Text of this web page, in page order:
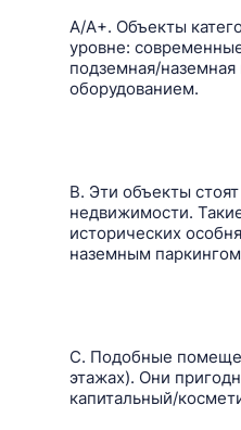
A/A+. Объекты
уровне:
подземная/
оборудованием.
B. Эти объекты
недвижимости.
исторических
наземным
C. Подобные
этажах). Они
капитальный/